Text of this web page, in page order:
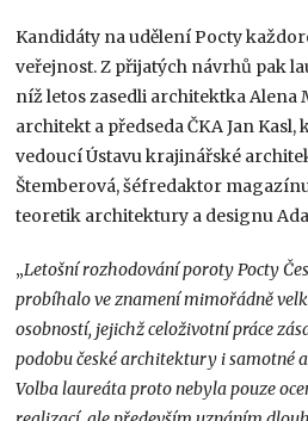
Kandidáty na udělení Pocty
veřejnost. Z přijatých návrhů pak
níž letos zasedli architektka Alena
architekt a předseda ČKA Jan
vedoucí Ústavu krajinářské
Štemberová, šéfredaktor
teoretik architektury a designu
„Letošní rozhodování poroty Pocty
probíhalo ve znamení mimořádně
osobností, jejichž celoživotní práce
podobu české architektury i samotné
Volba laureáta proto nebyla pouze